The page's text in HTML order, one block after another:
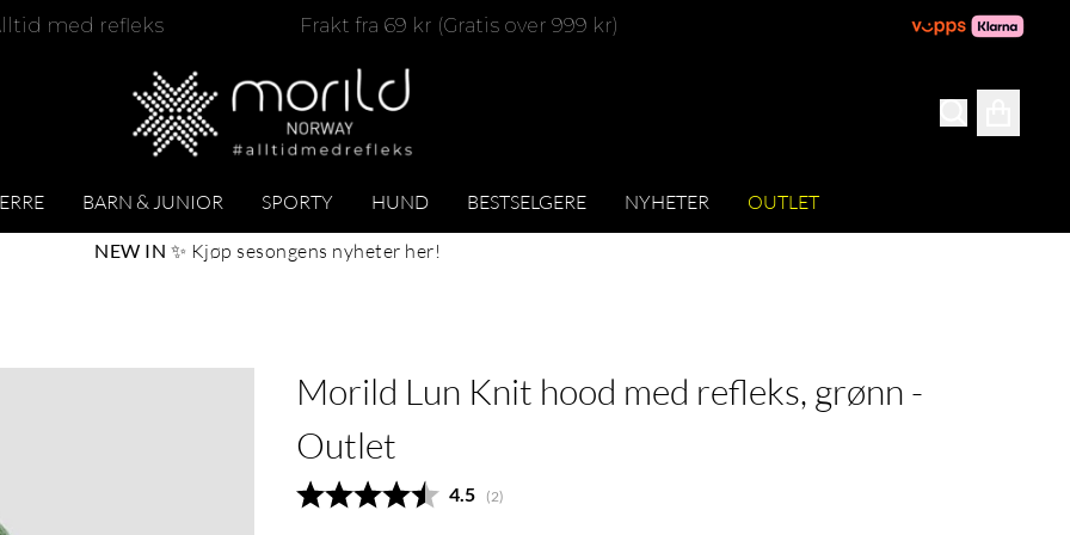
med refleks Frakt fra 69 kr (Gratis over 999 kr)
BARN & JUNIOR SPORTY HUND BESTSELGERE NYHETER OUTLET
NEW IN ✨ Kjøp sesongens nyheter her!
Morild Lun Knit hood med refleks, grønn -
Outlet
Gjennomsnittskarakter:
4.5 (stemmer:
2)